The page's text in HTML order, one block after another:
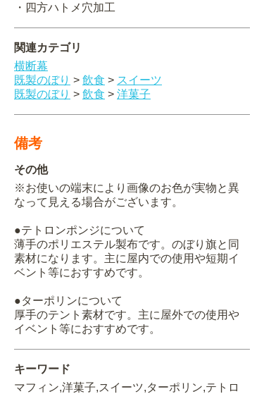
・四方ハトメ穴加工
関連カテゴリ
横断幕
既製のぼり > 飲食 > スイーツ
既製のぼり > 飲食 > 洋菓子
備考
その他
※お使いの端末により画像のお色が実物と異
なって見える場合がございます。
●テトロンポンジについて
薄手のポリエステル製布です。のぼり旗と同
素材になります。主に屋内での使用や短期イ
ベント等におすすめです。
●ターポリンについて
厚手のテント素材です。主に屋外での使用や
イベント等におすすめです。
キーワード
マフィン,洋菓子,スイーツ,ターポリン,テトロ